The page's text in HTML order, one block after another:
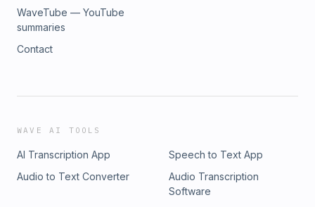
WaveTube — YouTube
summaries
Contact
WAVE AI TOOLS
AI Transcription App
Speech to Text App
Audio to Text Converter
Audio Transcription
Software